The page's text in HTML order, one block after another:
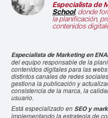
Especialista de
School, donde
la planificación,
contenidos
Especialista de Marketing en
del equipo responsable de la
contenidos digitales para las
distintos canales de redes
gestiona la publicación y
consistencia de la marca, la
usuario.
Está especializado en SEO y
implementando la estrategia de